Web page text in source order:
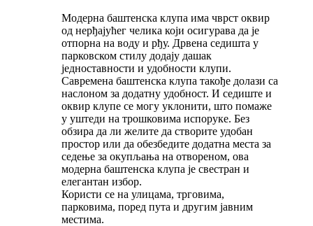
Модерна баштенска клупа има чврст оквир
од нерђајућег челика који осигурава да је
отпорна на воду и рђу. Дрвена седишта у
парковском стилу додају дашак
једноставности и удобности клупи.
Савремена баштенска клупа такође долази са
наслоном за додатну удобност. И седиште и
оквир клупе се могу уклонити, што помаже
у уштеди на трошковима испоруке. Без
обзира да ли желите да створите удобан
простор или да обезбедите додатна места за
седење за окупљања на отвореном, ова
модерна баштенска клупа је свестран и
елегантан избор.
Користи се на улицама, трговима,
парковима, поред пута и другим јавним
местима.